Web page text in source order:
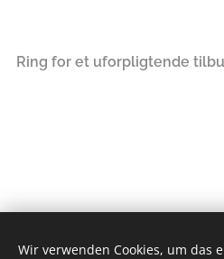
Ring for et uforpligtende
Wir verwenden Cookies, um das